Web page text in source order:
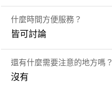
什麼時間方便服務？
皆可討論
還有什麼需要注意的地方嗎？
沒有